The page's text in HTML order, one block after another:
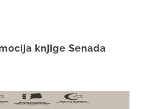
knjige Senada